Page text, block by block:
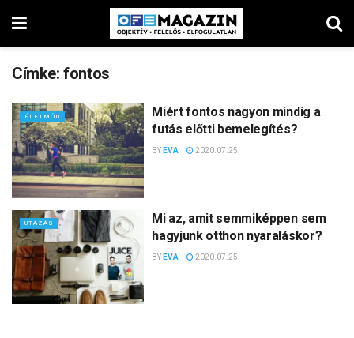
Címke:fontos
ÉLETMÓD
Miért fontos nagyon mindig a
futás előtti bemelegítés?
BY EVA 2020.07.25.
UTAZÁS
Mi az, amit semmiképpen sem
hagyjunk otthon nyaraláskor?
BY EVA 2020.07.25.